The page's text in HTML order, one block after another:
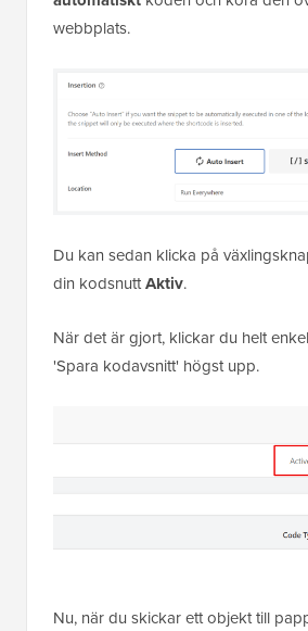
webbplats.
Du kan sedan klicka på
din kodsnuttAktiv.
När det är gjort, klickar du helt
'Spara kodavsnitt' högst upp.
Nu, när du skickar ett objekt till